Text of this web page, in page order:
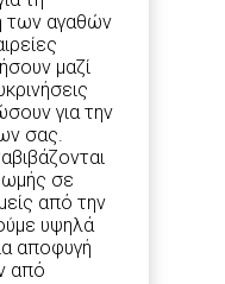
των αγαθών
μαζί
για την
σας.
σε
από την
υψηλά
αποφυγή
από